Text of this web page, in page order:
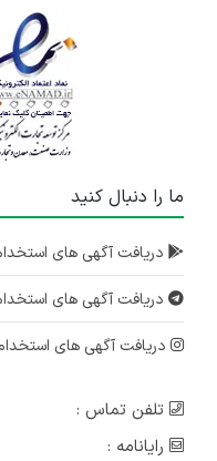
ما را دنبال کنید
دریافت آگهی های
دریافت آگهی های
دریافت آگهی های
تلفن تماس :
رایانامه :